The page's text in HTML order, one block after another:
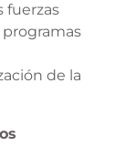
fuerzas
de la